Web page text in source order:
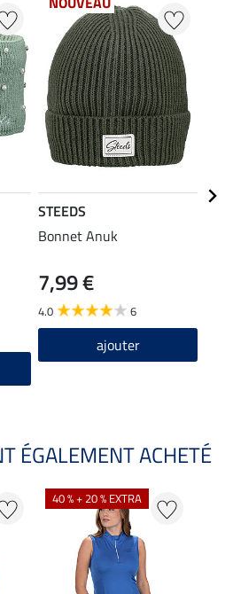
STEEDS
Bonnet Anuk
7,99 €
4.0 6
ajouter
ÉGALEMENT ACHETÉ
40 % + 20 % EXTRA